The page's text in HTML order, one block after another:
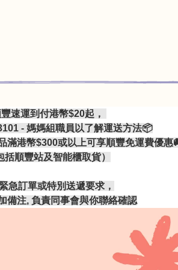
速運到付港幣$20起，
- 媽媽組職員以了解運送方法📦
滿港幣$300或以上可享順豐免運費優惠
括順豐站及智能櫃取貨）
急訂單或特別送遞要求，
備注, 負責同事會與你聯絡確認